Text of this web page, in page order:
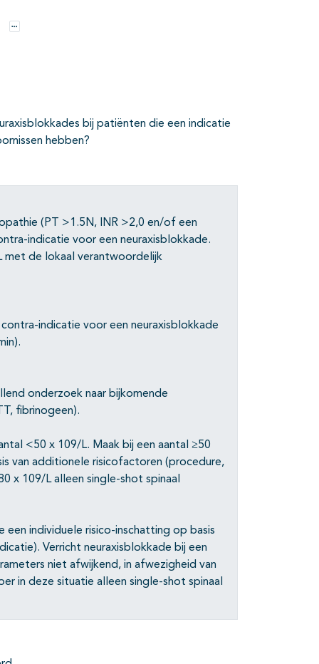
Opties
bij patiënten die een indicatie
hebben?
(PT >1.5N, INR >2,0 en/of een
indicatie voor een neuraxisblokkade.
de lokaal verantwoordelijk
indicatie voor een neuraxisblokkade
onderzoek naar bijkomende
fibrinogeen).
<50 x 109/L. Maak bij een aantal ≥50
van additionele risicofactoren (procedure,
x 109/L alleen single-shot spinaal
individuele risico-inschatting op basis
Verricht neuraxisblokkade bij een
niet afwijkend, in afwezigheid van
in deze situatie alleen single-shot spinaal